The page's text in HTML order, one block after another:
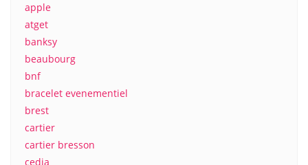
apple
atget
banksy
beaubourg
bnf
bracelet evenementiel
brest
cartier
cartier bresson
cedia